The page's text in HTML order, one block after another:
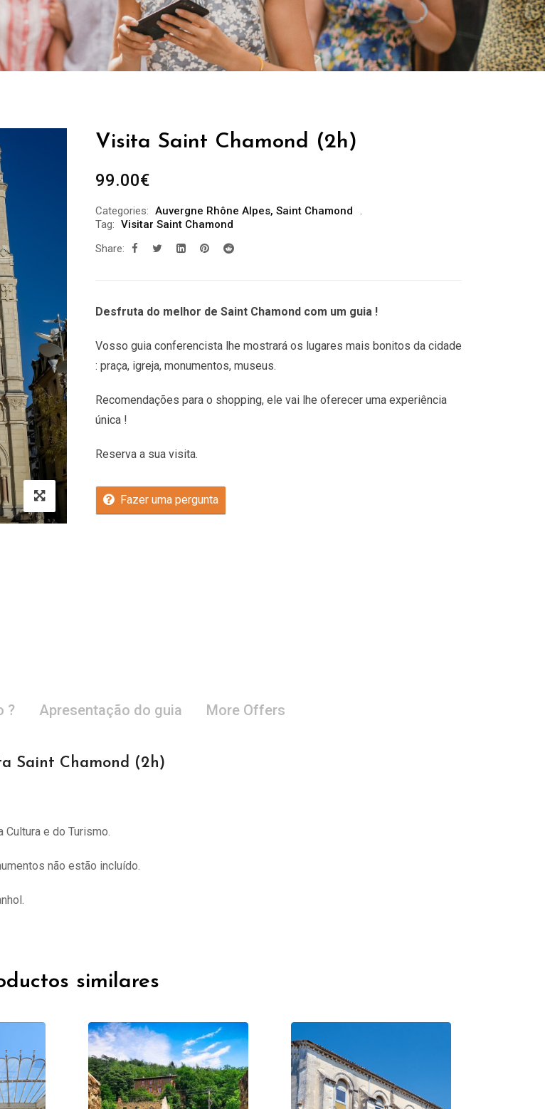
Visita Saint Chamond (2h)
99.00€
Categories: Auvergne Rhône Alpes, Saint Chamond
Tag: Visitar Saint Chamond
Share:
Desfruta do melhor de Saint Chamond com um guia !
Vosso guia conferencista lhe mostrará os lugares mais bonitos da cidade
: praça, igreja, monumentos, museus.
Recomendações para o shopping, ele vai lhe oferecer uma experiência
única !
Reserva a sua visita.
Fazer uma pergunta
? Apresentação do guia More Offers
Saint Chamond (2h)
Cultura e do Turismo.
não estão incluído.
similares